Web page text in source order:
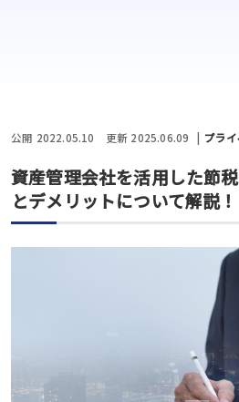
公開 2022.05.10 更新 2025.06.09 プラ
資産管理会社を活用した節
とデメリットについて解説！